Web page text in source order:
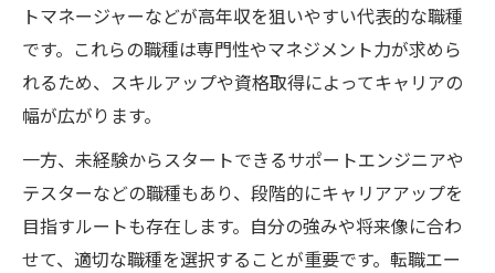
トマネージャーなどが高年収を狙いやすい代表的な職種
です。これらの職種は専門性やマネジメント力が求めら
れるため、スキルアップや資格取得によってキャリアの
幅が広がります。
一方、未経験からスタートできるサポートエンジニアや
テスターなどの職種もあり、段階的にキャリアアップを
目指すルートも存在します。自分の強みや将来像に合わ
せて、適切な職種を選択することが重要です。転職エー